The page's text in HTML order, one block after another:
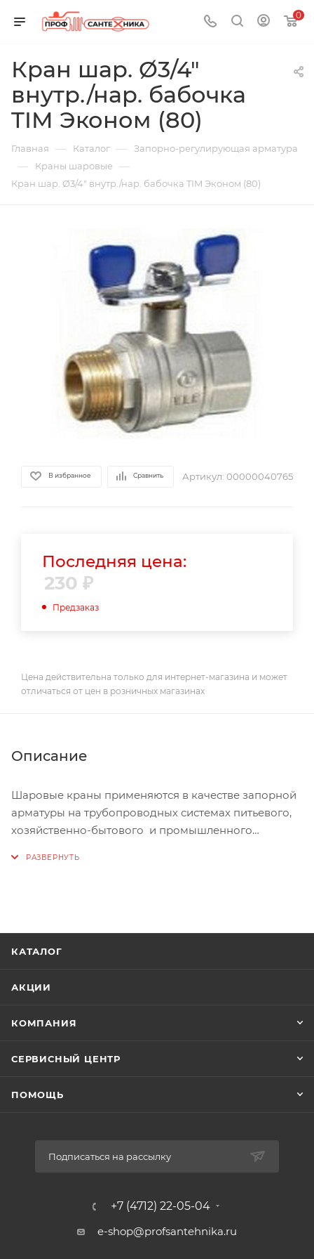
0
Кран шар. Ø3/4"
внутр./нар. бабочка
TIM Эконом (80)
Главная — Каталог — Запорно-регулирующая арматура
— Краны шаровые —
Кран шар. Ø3/4" внутр./нар. бабочка TIM Эконом (80)
В избранное Сравнить Артикул: 00000040765
Последняя цена:
230 ₽
Предзаказ
Цена действительна только для интернет-магазина и может
отличаться от цен в розничных магазинах
Описание
Шаровые краны применяются в качестве запорной
арматуры на трубопроводных системах питьевого,
хозяйственно-бытового и промышленного
Современное, высокотехнологичное производство
шаровых кранов TIM с применением
тестирования изделий позволяет гарантировать их
эксплуатации.
линии магистральных трубопроводов.
КАТАЛОГ
АКЦИИ
КОМПАНИЯ
СЕРВИСНЫЙ ЦЕНТР
ПОМОЩЬ
Подписаться на рассылку
+7 (4712) 22-05-04
e-shop@profsantehnika.ru